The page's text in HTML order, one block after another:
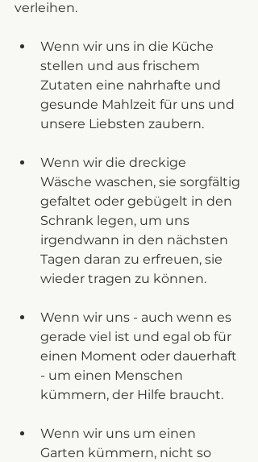
verleihen.
Wenn wir uns in die Küche
stellen und aus frischem
Zutaten eine nahrhafte und
gesunde Mahlzeit für uns und
unsere Liebsten zaubern.
Wenn wir die dreckige
Wäsche waschen, sie sorgfältig
gefaltet oder gebügelt in den
Schrank legen, um uns
irgendwann in den nächsten
Tagen daran zu erfreuen, sie
wieder tragen zu können.
Wenn wir uns - auch wenn es
gerade viel ist und egal ob für
einen Moment oder dauerhaft
- um einen Menschen
kümmern, der Hilfe braucht.
Wenn wir uns um einen
Garten kümmern, nicht so